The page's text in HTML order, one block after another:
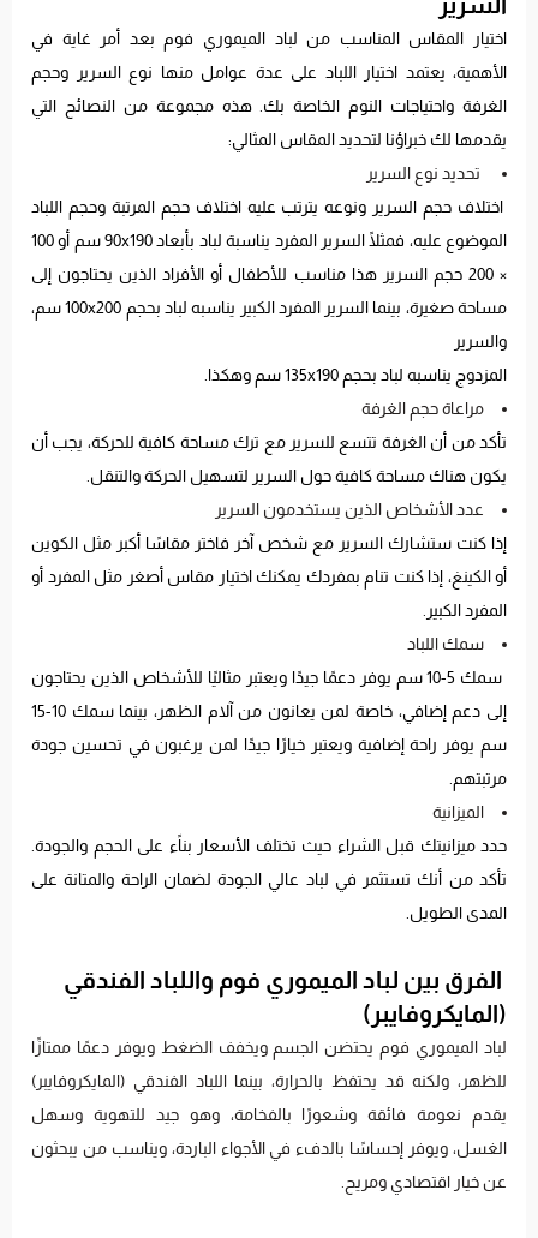
اختيار المقاس المناسب من لباد الميموري فوم بعد أمر غاية في
الأهمية، يعتمد اختيار اللباد على عدة عوامل منها نوع السرير وحجم
الغرفة واحتياجات النوم الخاصة بك. هذه مجموعة من النصائح التي
يقدمها لك خبراؤنا لتحديد المقاس المثالي:
تحديد نوع السرير
اختلاف حجم السرير ونوعه يترتب عليه اختلاف حجم المرتبة وحجم اللباد
الموضوع عليه، فمثلًا السرير المفرد يناسبة لباد بأبعاد 90x190 سم أو 100
× 200 حجم السرير هذا مناسب للأطفال أو الأفراد الذين يحتاجون إلى
مساحة صغيرة، بينما السرير المفرد الكبير يناسبه لباد بحجم 100x200 سم،
والسرير
المزدوج يناسبه لباد بحجم 135x190 سم وهكذا.
مراعاة حجم الغرفة
تأكد من أن الغرفة تتسع للسرير مع ترك مساحة كافية للحركة، يجب أن
يكون هناك مساحة كافية حول السرير لتسهيل الحركة والتنقل.
عدد الأشخاص الذين يستخدمون السرير
إذا كنت ستشارك السرير مع شخص آخر فاختر مقاسًا أكبر مثل الكوين
أو الكينغ، إذا كنت تنام بمفردك يمكنك اختيار مقاس أصغر مثل المفرد أو
المفرد الكبير.
سمك اللباد
سمك 5-10 سم يوفر دعمًا جيدًا ويعتبر مثاليًا للأشخاص الذين يحتاجون
إلى دعم إضافي، خاصة لمن يعانون من آلام الظهر، بينما سمك 10-15
سم يوفر راحة إضافية ويعتبر خيارًا جيدًا لمن يرغبون في تحسين جودة
مرتبتهم.
الميزانية
حدد ميزانيتك قبل الشراء حيث تختلف الأسعار بناًء على الحجم والجودة.
تأكد من أنك تستثمر في لباد عالي الجودة لضمان الراحة والمتانة على
المدى الطويل.
الفرق بين لباد الميموري فوم واللباد الفندقي
(المايكروفايبر)
لباد الميموري فوم يحتضن الجسم ويخفف الضغط ويوفر دعمًا ممتازًا
للظهر، ولكنه قد يحتفظ بالحرارة، بينما اللباد الفندقي (المايكروفايبر)
يقدم نعومة فائقة وشعورًا بالفخامة، وهو جيد للتهوية وسهل
الغسل، ويوفر إحساسًا بالدفء في الأجواء الباردة، ويناسب من يبحثون
عن خيار اقتصادي ومريح.